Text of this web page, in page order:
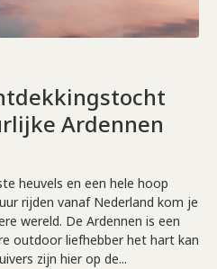
Ardennen
heuvels en een hele hoop
rijden vanaf Nederland kom je
wereld. De Ardennen is een
outdoor liefhebber het hart kan
zijn hier op de...